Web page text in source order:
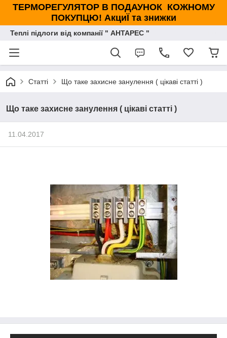
ТЕРМОРЕГУЛЯТОР В ПОДАУНОК КОЖНОМУ
ПОКУПЦЮ! АкциЇ та знижки
Теплі підлоги від компанії " АНТАРЕС "
Статті Що таке захисне занулення ( цікаві статті )
Що таке захисне занулення ( цікаві статті )
11.04.2017